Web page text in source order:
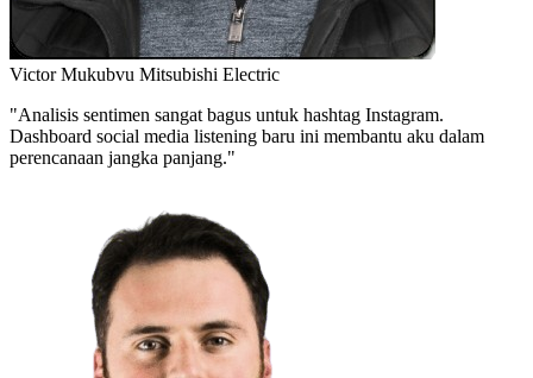
Victor Mukubvu Mitsubishi Electric
"Analisis sentimen sangat bagus untuk hashtag Instagram.
Dashboard social media listening baru ini membantu aku dalam
perencanaan jangka panjang."